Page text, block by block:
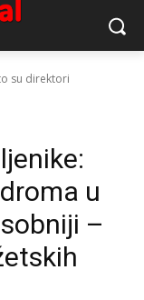
su direktori
u
–